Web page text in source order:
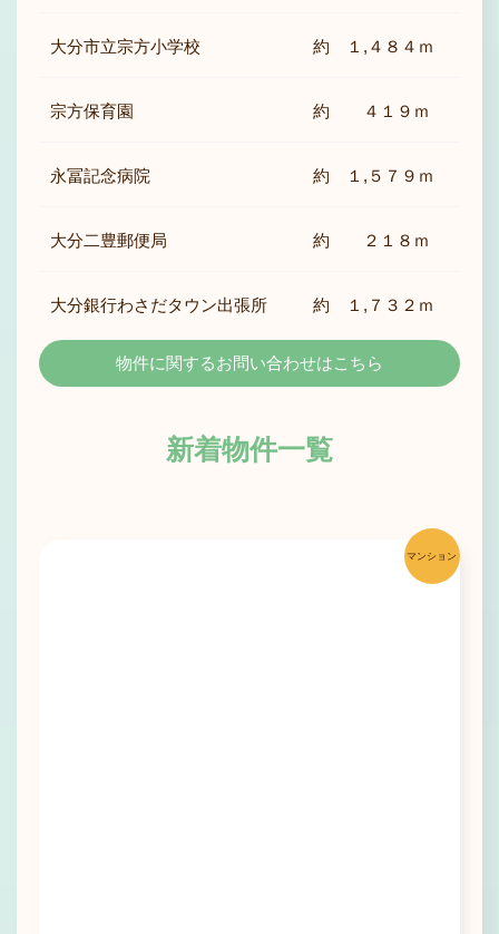
大分市立宗方小学校 約 １,４８４ｍ
宗方保育園 約 ４１９ｍ
永冨記念病院 約 １,５７９ｍ
大分二豊郵便局 約 ２１８ｍ
大分銀行わさだタウン出張所 約 １,７３２ｍ
物件に関するお問い合わせはこちら
新着物件一覧
マンション